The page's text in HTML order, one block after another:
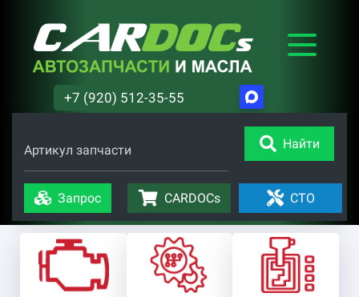
+7 (920) 512-35-55
Артикул запчасти Найти
Запрос CARDOCs СТО